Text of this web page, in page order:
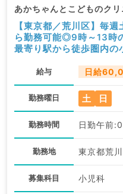
あかちゃんとこどものク
【東京都／荒川区】毎
ら勤務可能◎9時～13
最寄り駅から徒歩圏内の
給与 日給
勤務曜日 土 日
勤務時間 日勤午前
勤務地 東京都荒
募集科目 小児科